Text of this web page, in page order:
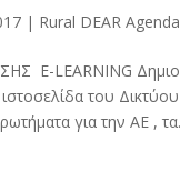
| Rural DEAR Agenda
E-LEARNING
ιστοσελίδα του
για την ΑΕ ,